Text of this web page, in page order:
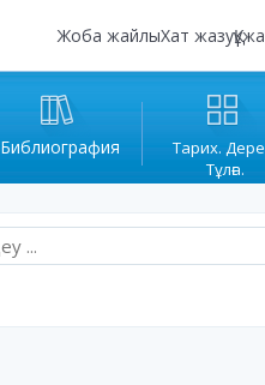
Жоба жайлыХат жазу
Библиография
Тарих.
Тұлға.